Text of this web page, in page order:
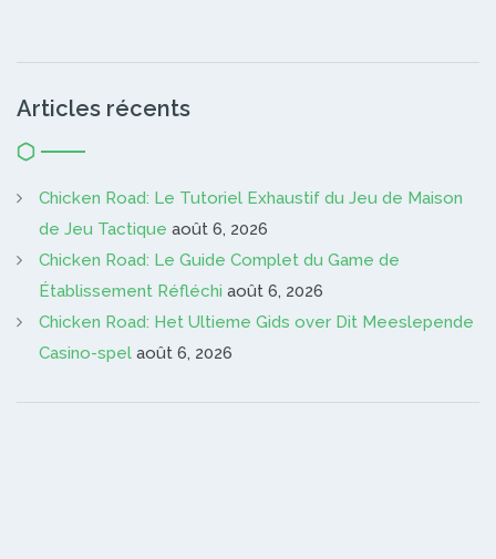
Articles récents
Chicken Road: Le Tutoriel Exhaustif du Jeu de Maison
de Jeu Tactique août 6, 2026
Chicken Road: Le Guide Complet du Game de
Établissement Réfléchi août 6, 2026
Chicken Road: Het Ultieme Gids over Dit Meeslepende
Casino-spel août 6, 2026